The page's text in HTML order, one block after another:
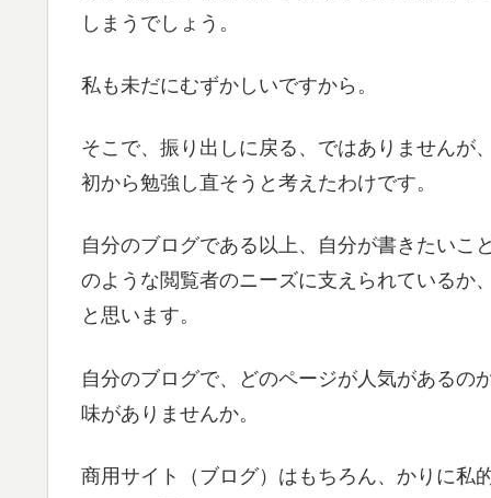
しまうでしょう。
私も未だにむずかしいですから。
そこで、振り出しに戻る、ではありませんが
初から勉強し直そうと考えたわけです。
自分のブログである以上、自分が書きたいこ
のような閲覧者のニーズに支えられているか
と思います。
自分のブログで、どのページが人気があるの
味がありませんか。
商用サイト（ブログ）はもちろん、かりに私